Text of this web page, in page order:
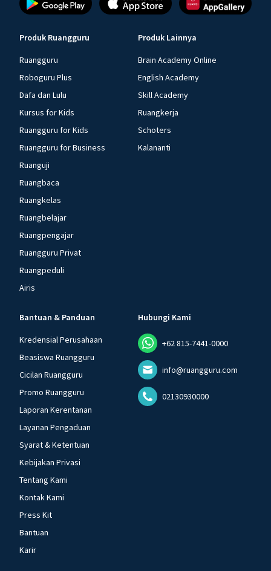
Produk Ruangguru
Ruangguru
Roboguru Plus
Dafa dan Lulu
Kursus for Kids
Ruangguru for Kids
Ruangguru for Business
Ruanguji
Ruangbaca
Ruangkelas
Ruangbelajar
Ruangpengajar
Ruangguru Privat
Ruangpeduli
Airis
Produk Lainnya
Brain Academy Online
English Academy
Skill Academy
Ruangkerja
Schoters
Kalananti
Bantuan & Panduan
Kredensial Perusahaan
Beasiswa Ruangguru
Cicilan Ruangguru
Promo Ruangguru
Laporan Kerentanan
Layanan Pengaduan
Syarat & Ketentuan
Kebijakan Privasi
Tentang Kami
Kontak Kami
Press Kit
Bantuan
Karir
Hubungi Kami
+62 815-7441-0000
info@ruangguru.com
02130930000